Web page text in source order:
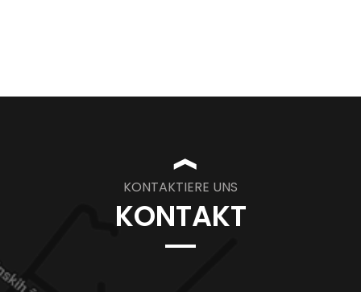
❱
KONTAKTIERE UNS
KONTAKT